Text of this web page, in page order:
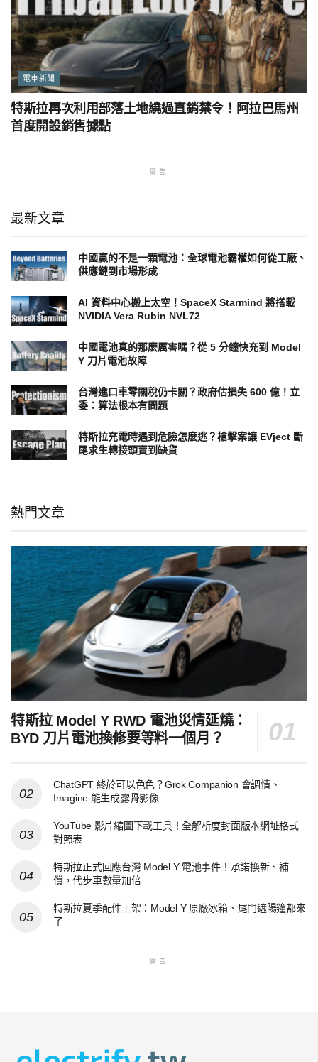
電車新聞
特斯拉再次利用部落土地繞過直銷禁令！阿拉巴馬州
首度開設銷售據點
廣告
最新文章
中國贏的不是一顆電池：全球電池霸權如何從工廠、
供應鏈到市場形成
AI 資料中心搬上太空！SpaceX Starmind 將搭載
NVIDIA Vera Rubin NVL72
中國電池真的那麼厲害嗎？從 5 分鐘快充到 Model
Y 刀片電池故障
台灣進口車零關稅仍卡關？政府估損失 600 億！立
委：算法根本有問題
特斯拉充電時遇到危險怎麼逃？槍擊案讓 EVject 斷
尾求生轉接頭賣到缺貨
熱門文章
特斯拉 Model Y RWD 電池災情延燒：
BYD 刀片電池換修要等料一個月？
ChatGPT 終於可以色色？Grok Companion 會調情、
Imagine 能生成露骨影像
YouTube 影片縮圖下載工具！全解析度封面版本網址格式
對照表
特斯拉正式回應台灣 Model Y 電池事件！承諾換新、補
償，代步車數量加倍
特斯拉夏季配件上架：Model Y 原廠冰箱、尾門遮陽篷都來
了
廣告